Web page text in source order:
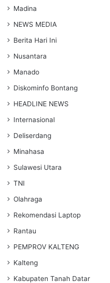
Madina
NEWS MEDIA
Berita Hari Ini
Nusantara
Manado
Diskominfo Bontang
HEADLINE NEWS
Internasional
Deliserdang
Minahasa
Sulawesi Utara
TNI
Olahraga
Rekomendasi Laptop
Rantau
PEMPROV KALTENG
Kalteng
Kabupaten Tanah Datar